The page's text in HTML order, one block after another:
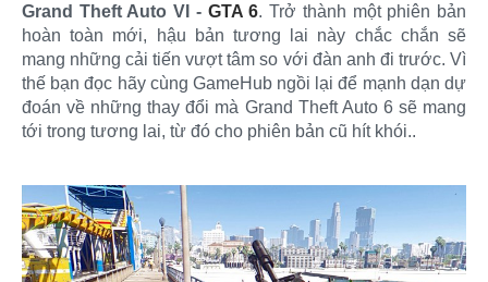
Grand Theft Auto VI - GTA 6. Trở thành một phiên bản
hoàn toàn mới, hậu bản tương lai này chắc chắn sẽ
mang những cải tiến vượt tâm so với đàn anh đi trước. Vì
thế bạn đọc hãy cùng GameHub ngồi lại để mạnh dạn dự
đoán về những thay đổi mà Grand Theft Auto 6 sẽ mang
tới trong tương lai, từ đó cho phiên bản cũ hít khói..